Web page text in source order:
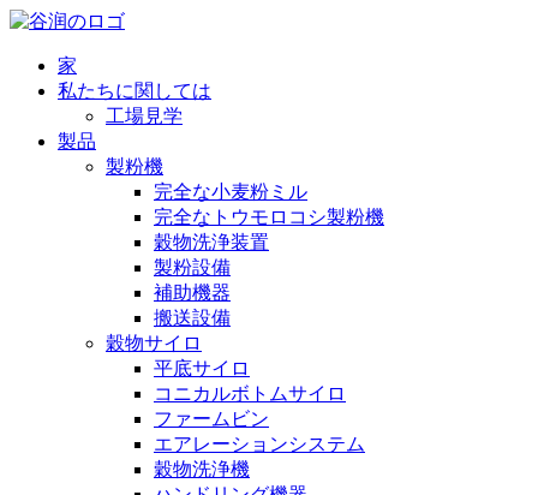
家
私たちに関しては
工場見学
製品
製粉機
完全な小麦粉ミル
完全なトウモロコシ製粉機
穀物洗浄装置
製粉設備
補助機器
搬送設備
穀物サイロ
平底サイロ
コニカルボトムサイロ
ファームビン
エアレーションシステム
穀物洗浄機